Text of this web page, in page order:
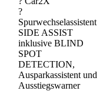
?
Spurwechselassistent
SIDE ASSIST
inklusive BLIND
SPOT
DETECTION,
Ausparkassistent und
Ausstiegswarner